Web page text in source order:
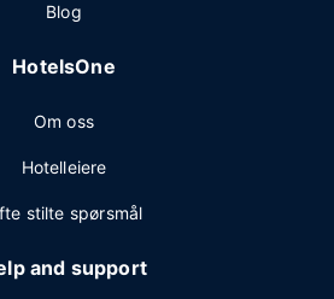
Blog
HotelsOne
Om oss
Hotelleiere
stilte spørsmål
and support